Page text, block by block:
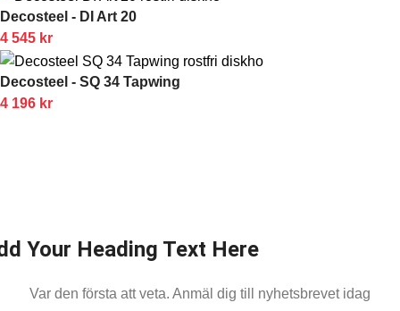
Decosteel - DI Art 20
4 545 kr
Decosteel - SQ 34 Tapwing
4 196 kr
Your Heading Text Here
Var den första att veta. Anmäl dig till nyhetsbrevet idag